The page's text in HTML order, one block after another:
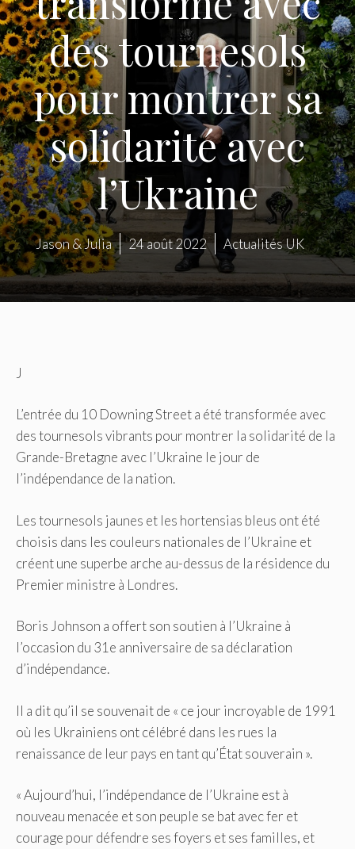
des tournesols
pour montrer sa
solidarité avec
l’Ukraine
Jason & Julia 24 août 2022 Actualités UK
J
L’entrée du 10 Downing Street a été transformée avec
des tournesols vibrants pour montrer la solidarité de la
Grande-Bretagne avec l’Ukraine le jour de
l’indépendance de la nation.
Les tournesols jaunes et les hortensias bleus ont été
choisis dans les couleurs nationales de l’Ukraine et
créent une superbe arche au-dessus de la résidence du
Premier ministre à Londres.
Boris Johnson a offert son soutien à l’Ukraine à
l’occasion du 31e anniversaire de sa déclaration
d’indépendance.
Il a dit qu’il se souvenait de « ce jour incroyable de 1991
où les Ukrainiens ont célébré dans les rues la
renaissance de leur pays en tant qu’État souverain ».
« Aujourd’hui, l’indépendance de l’Ukraine est à
nouveau menacée et son peuple se bat avec fer et
courage pour défendre ses foyers et ses familles, et